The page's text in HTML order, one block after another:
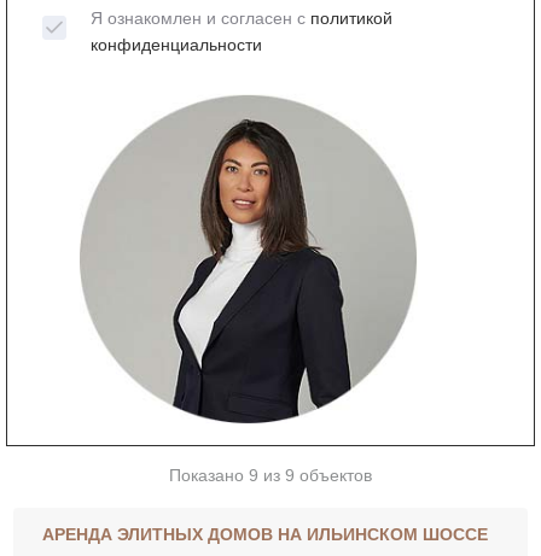
Я ознакомлен и согласен с политикой
конфиденциальности
Показано 9 из 9 объектов
АРЕНДА ЭЛИТНЫХ ДОМОВ НА ИЛЬИНСКОМ ШОССЕ